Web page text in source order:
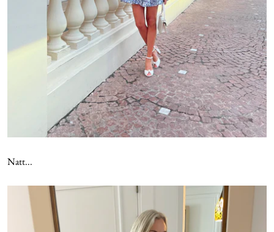
Natt...